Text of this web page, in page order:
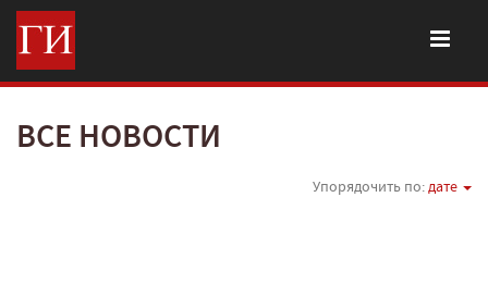
ВСЕ НОВОСТИ
Упорядочить по:дате